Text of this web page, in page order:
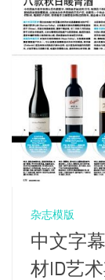
杂志模版
中文字
材ID艺